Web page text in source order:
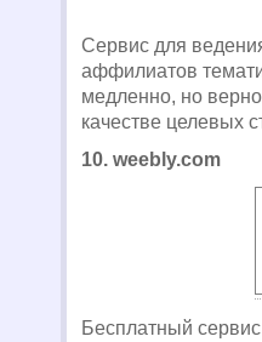
Сервис для
аффилиатов
медленно, но
качестве целевых
10. weebly.com
Бесплатный